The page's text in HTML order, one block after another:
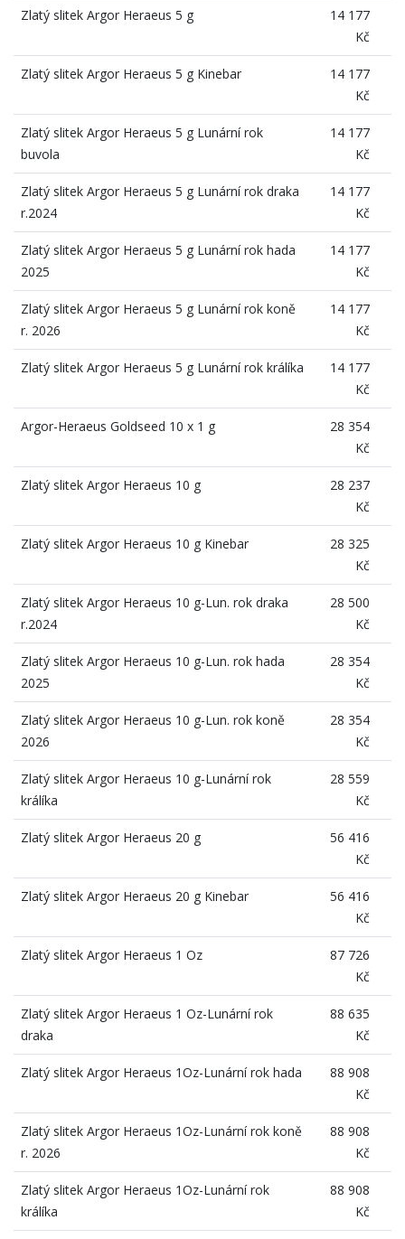
Zlatý slitek Argor Heraeus 5 g
14 177
Kč
Zlatý slitek Argor Heraeus 5 g Kinebar
14 177
Kč
Zlatý slitek Argor Heraeus 5 g Lunární rok
buvola
14 177
Kč
Zlatý slitek Argor Heraeus 5 g Lunární rok draka
r.2024
14 177
Kč
Zlatý slitek Argor Heraeus 5 g Lunární rok hada
2025
14 177
Kč
Zlatý slitek Argor Heraeus 5 g Lunární rok koně
r. 2026
14 177
Kč
Zlatý slitek Argor Heraeus 5 g Lunární rok králíka
14 177
Kč
Argor-Heraeus Goldseed 10 x 1 g
28 354
Kč
Zlatý slitek Argor Heraeus 10 g
28 237
Kč
Zlatý slitek Argor Heraeus 10 g Kinebar
28 325
Kč
Zlatý slitek Argor Heraeus 10 g-Lun. rok draka
r.2024
28 500
Kč
Zlatý slitek Argor Heraeus 10 g-Lun. rok hada
2025
28 354
Kč
Zlatý slitek Argor Heraeus 10 g-Lun. rok koně
2026
28 354
Kč
Zlatý slitek Argor Heraeus 10 g-Lunární rok
králíka
28 559
Kč
Zlatý slitek Argor Heraeus 20 g
56 416
Kč
Zlatý slitek Argor Heraeus 20 g Kinebar
56 416
Kč
Zlatý slitek Argor Heraeus 1 Oz
87 726
Kč
Zlatý slitek Argor Heraeus 1 Oz-Lunární rok
draka
88 635
Kč
Zlatý slitek Argor Heraeus 1Oz-Lunární rok hada
88 908
Kč
Zlatý slitek Argor Heraeus 1Oz-Lunární rok koně
r. 2026
88 908
Kč
Zlatý slitek Argor Heraeus 1Oz-Lunární rok
králíka
88 908
Kč